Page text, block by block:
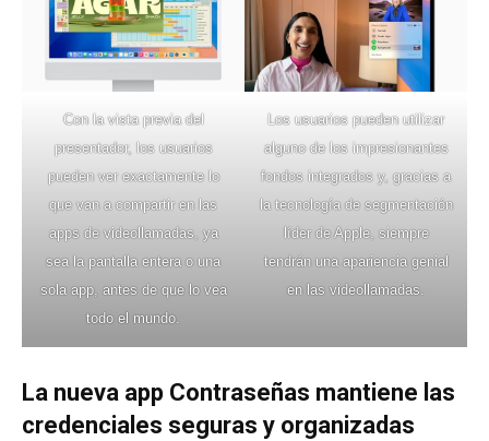
Con la vista previa del
presentador, los usuarios
pueden ver exactamente lo
que van a compartir en las
apps de videollamadas, ya
sea la pantalla entera o una
sola app, antes de que lo vea
todo el mundo.
Los usuarios pueden utilizar
alguno de los impresionantes
fondos integrados y, gracias a
la tecnología de segmentación
líder de Apple, siempre
tendrán una apariencia genial
en las videollamadas.
La nueva app Contraseñas mantiene las
credenciales seguras y organizadas